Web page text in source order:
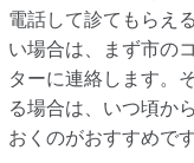
電話して診てもらえ
い場合は、まず市の
ターに連絡します。
る場合は、いつ頃か
おくのがおすすめです